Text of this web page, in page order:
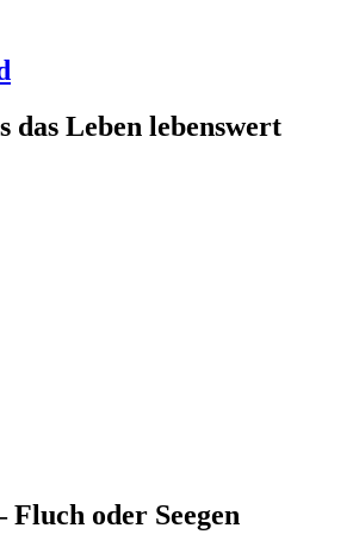
das Leben lebenswert
Fluch oder Seegen